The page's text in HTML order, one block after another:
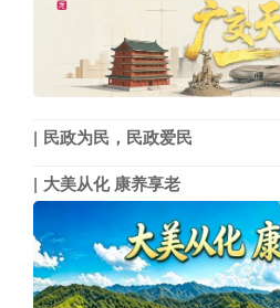
民政为民，民政爱民
大美从化 康养享老